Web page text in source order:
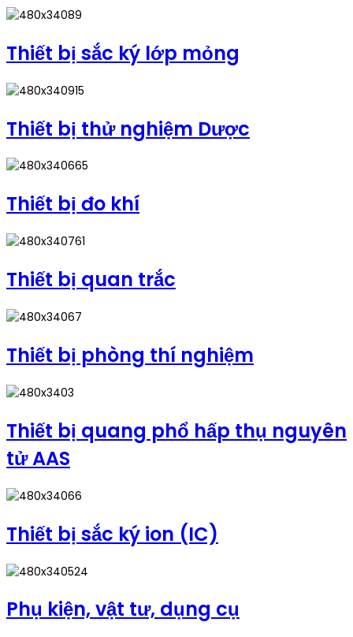
Thiết bị sắc ký lớp mỏng
Thiết bị thử nghiệm Dược
Thiết bị đo khí
Thiết bị quan trắc
Thiết bị phòng thí nghiệm
Thiết bị quang phổ hấp thụ nguyên
tử AAS
Thiết bị sắc ký ion (IC)
Phụ kiện, vật tư, dụng cụ